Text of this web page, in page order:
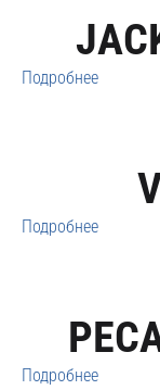
Подробнее
Подробнее
Подробнее